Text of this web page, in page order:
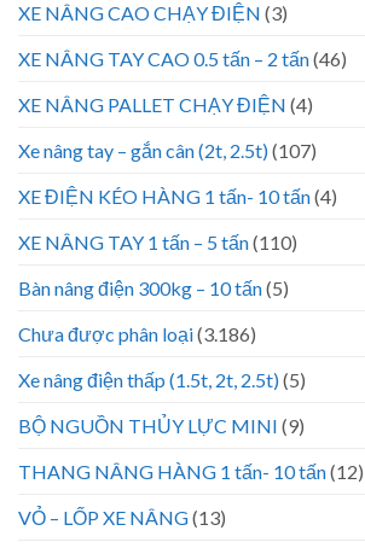
XE NÂNG CAO CHẠY ĐIỆN (3)
XE NÂNG TAY CAO 0.5 tấn – 2 tấn(46)
XE NÂNG PALLET CHẠY ĐIỆN (4)
Xe nâng tay – gắn cân (2t, 2.5t)(107)
XE ĐIỆN KÉO HÀNG 1 tấn- 10 tấn(4)
XE NÂNG TAY 1 tấn – 5 tấn(110)
Bàn nâng điện 300kg – 10 tấn(5)
Chưa được phân loại(3.186)
Xe nâng điện thấp (1.5t, 2t, 2.5t)(5)
BỘ NGUỒN THỦY LỰC MINI (9)
THANG NÂNG HÀNG 1 tấn- 10 tấn(12)
VỎ – LỐP XE NÂNG(13)